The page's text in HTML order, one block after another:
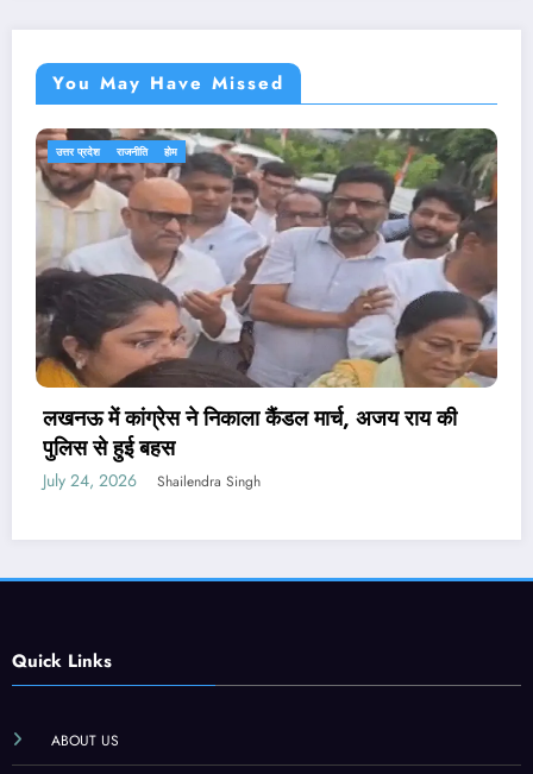
You May Have Missed
एजुकेशन देश-दुनिया राजनीति होम
पेपर लीक संशोधन बिल पर मंत्री वैष्णव ने नहीं दिया जवाब,
PM मोदी ने कही थी सख्त कानून लाने की बात
July 24, 2026 Shailendra Singh
Quick Links
ABOUT US